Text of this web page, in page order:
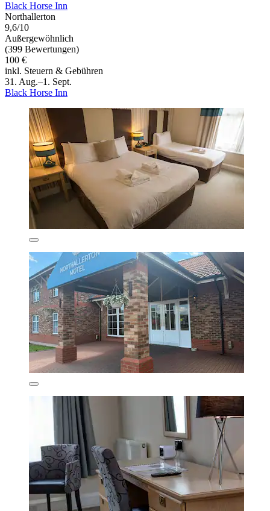
Black Horse Inn
Northallerton
9,6/10
Außergewöhnlich
(399 Bewertungen)
100 €
inkl. Steuern & Gebühren
31. Aug.–1. Sept.
Black Horse Inn